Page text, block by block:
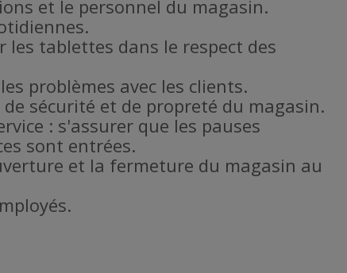
et le personnel du magasin.
tablettes dans le respect des
problèmes avec les clients.
sécurité et de propreté du magasin.
: s'assurer que les pauses
sont entrées.
et la fermeture du magasin au